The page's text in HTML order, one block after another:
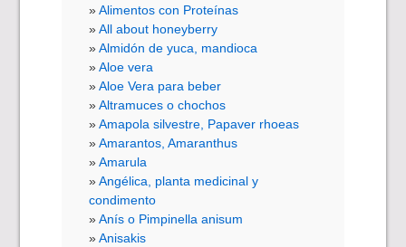
Alimentos con Proteínas
All about honeyberry
Almidón de yuca, mandioca
Aloe vera
Aloe Vera para beber
Altramuces o chochos
Amapola silvestre, Papaver rhoeas
Amarantos, Amaranthus
Amarula
Angélica, planta medicinal y
condimento
Anís o Pimpinella anisum
Anisakis